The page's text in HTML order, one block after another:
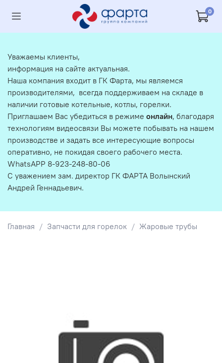
0
Главная Запчасти для горелок Жаровые трубы
Уважаемы клиенты,
информация на сайте актуальная.
Наша компания входит в ГК Фарта, мы являемся
производителями, всегда поддерживаем на складе в
наличии готовые котельные, котлы, горелки.
Приглашаем Вас убедиться в режиме онлайн, благодаря
технологиям видеосвязи Вы можете побывать на нашем
производстве и задать все интересующие вопросы
оперативно, не покидая своего рабочего места.
WhatsAPP 8-923-248-80-06
С уважением зам. директор ГК ФАРТА Волынский
Андрей Геннадьевич.